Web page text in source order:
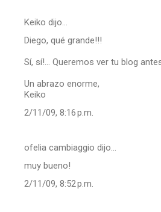
Keiko dijo…
Diego, qué grande!!!
Sí, sí!... Queremos ver tu blog
Un abrazo enorme,
Keiko
2/11/09, 8:16 p.m.
ofelia cambiaggio dijo…
muy bueno!
2/11/09, 8:52 p.m.